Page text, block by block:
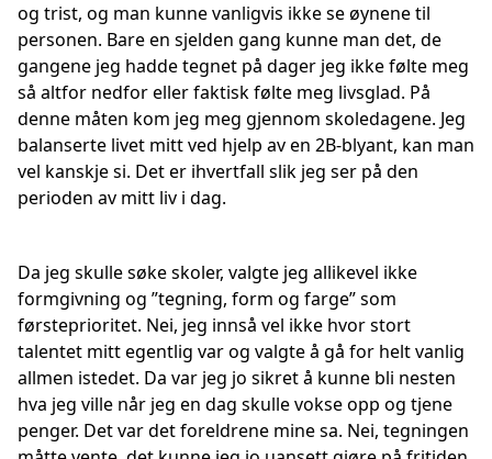
og trist, og man kunne vanligvis ikke se øynene til
personen. Bare en sjelden gang kunne man det, de
gangene jeg hadde tegnet på dager jeg ikke følte meg
så altfor nedfor eller faktisk følte meg livsglad. På
denne måten kom jeg meg gjennom skoledagene. Jeg
balanserte livet mitt ved hjelp av en 2B-blyant, kan man
vel kanskje si. Det er ihvertfall slik jeg ser på den
perioden av mitt liv i dag.
Da jeg skulle søke skoler, valgte jeg allikevel ikke
formgivning og ”tegning, form og farge” som
førsteprioritet. Nei, jeg innså vel ikke hvor stort
talentet mitt egentlig var og valgte å gå for helt vanlig
allmen istedet. Da var jeg jo sikret å kunne bli nesten
hva jeg ville når jeg en dag skulle vokse opp og tjene
penger. Det var det foreldrene mine sa. Nei, tegningen